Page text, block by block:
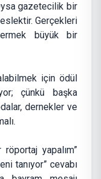
gazetecilik bir
Gerçekleri
büyük bir
için ödül
çünkü başka
dernekler ve
yapalım”
tanıyor” cevabı